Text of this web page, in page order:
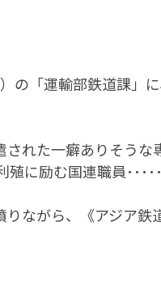
の「運輸部鉄道課」
れた一癖ありそう
に励む国連職員･････
ながら、《アジア